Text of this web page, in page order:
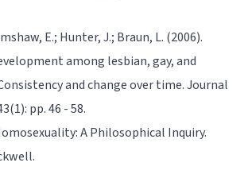
E.; Hunter, J.; Braun, L. (2006).
among lesbian, gay, and
and change over time. Journal
pp. 46 - 58.
A Philosophical Inquiry.